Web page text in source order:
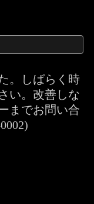
。しばらく時
い。改善しな
までお問い合